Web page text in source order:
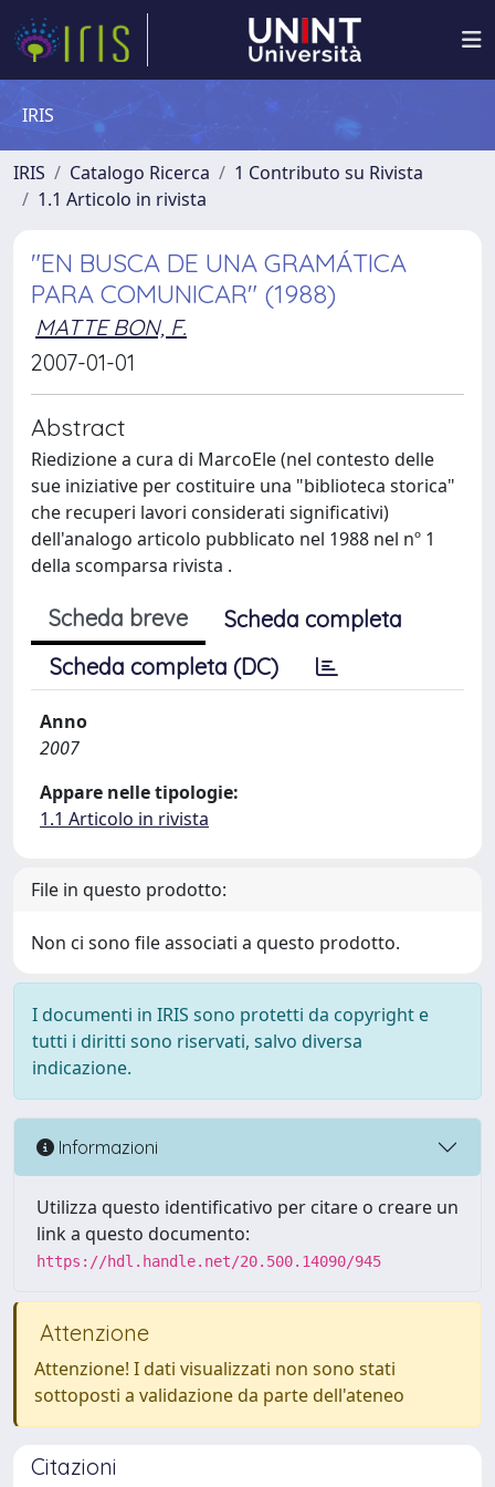
IRIS
IRIS Catalogo Ricerca
1 Contributo su Rivista
1.1 Articolo in rivista
"EN BUSCA DE UNA GRAMÁTICA
PARA COMUNICAR" (1988)
MATTE BON, F.
2007-01-01
Abstract
Riedizione a cura di MarcoEle (nel contesto delle
sue iniziative per costituire una "biblioteca storica"
che recuperi lavori considerati significativi)
dell'analogo articolo pubblicato nel 1988 nel nº 1
della scomparsa rivista .
Scheda breve
Scheda completa
Scheda completa (DC)
Anno
2007
Appare nelle tipologie:
1.1 Articolo in rivista
File in questo prodotto:
Non ci sono file associati a questo prodotto.
I documenti in IRIS sono protetti da copyright e
tutti i diritti sono riservati, salvo diversa
indicazione.
Informazioni
Utilizza questo identificativo per citare o creare un
link a questo documento:
https://hdl.handle.net/20.500.14090/945
Attenzione
Attenzione! I dati visualizzati non sono stati
sottoposti a validazione da parte dell'ateneo
Citazioni